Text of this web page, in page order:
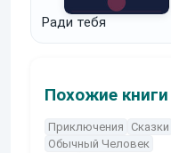
Ради тебя
Похожие книги
Приключения Сказки
Обычный Человек